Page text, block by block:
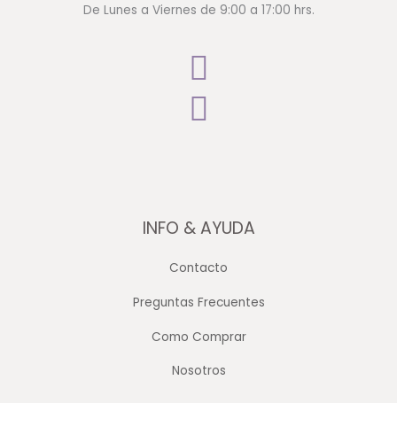
De Lunes a Viernes de 9:00 a 17:00 hrs.
INFO & AYUDA
Contacto
Preguntas Frecuentes
Como Comprar
Nosotros